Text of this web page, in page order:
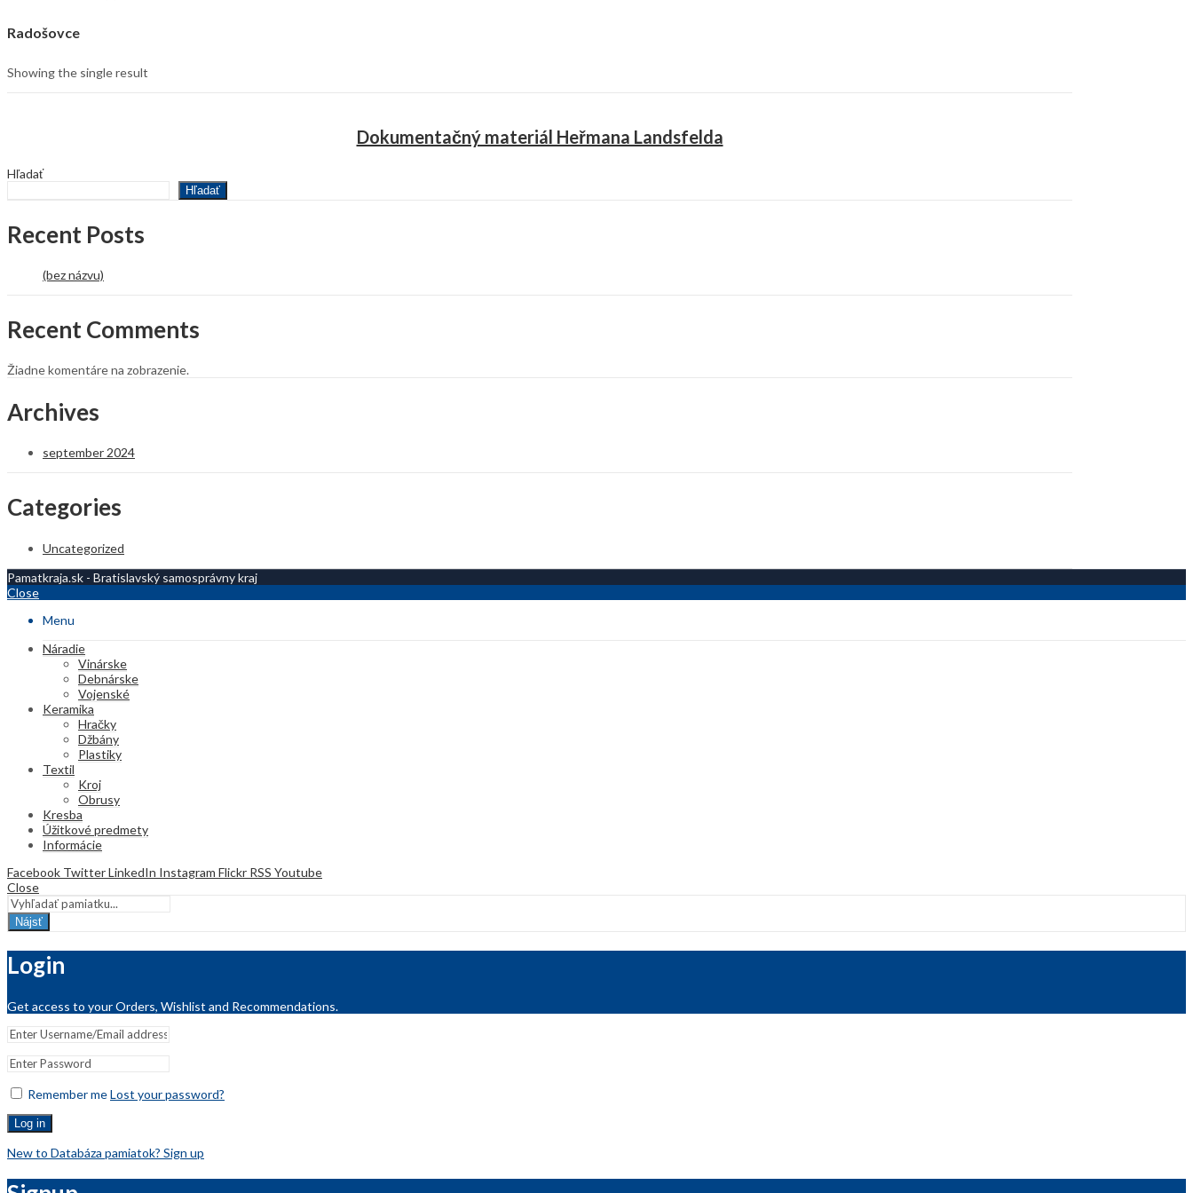
Radošovce
Showing the single result
Dokumentačný materiál Heřmana Landsfelda
Hľadať
Hľadať
Recent Posts
(bez názvu)
Recent Comments
Žiadne komentáre na zobrazenie.
Archives
september 2024
Categories
Uncategorized
Pamatkraja.sk - Bratislavský samosprávny kraj
Close
Menu
Náradie
Vinárske
Debnárske
Vojenské
Keramika
Hračky
Džbány
Plastiky
Textil
Kroj
Obrusy
Kresba
Úžitkové predmety
Informácie
Facebook TwitterLinkedIn Instagram Flickr RSS Youtube
Close
Nájsť
Login
Get access to your Orders, Wishlist and Recommendations.
Remember meLost your password?
Log in
New to Databáza pamiatok? Sign up